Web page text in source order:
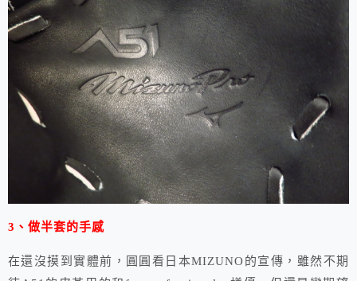
3、做半套的手感
在還沒摸到實體前，圓圓看日本MIZUNO的宣傳，雖然不期